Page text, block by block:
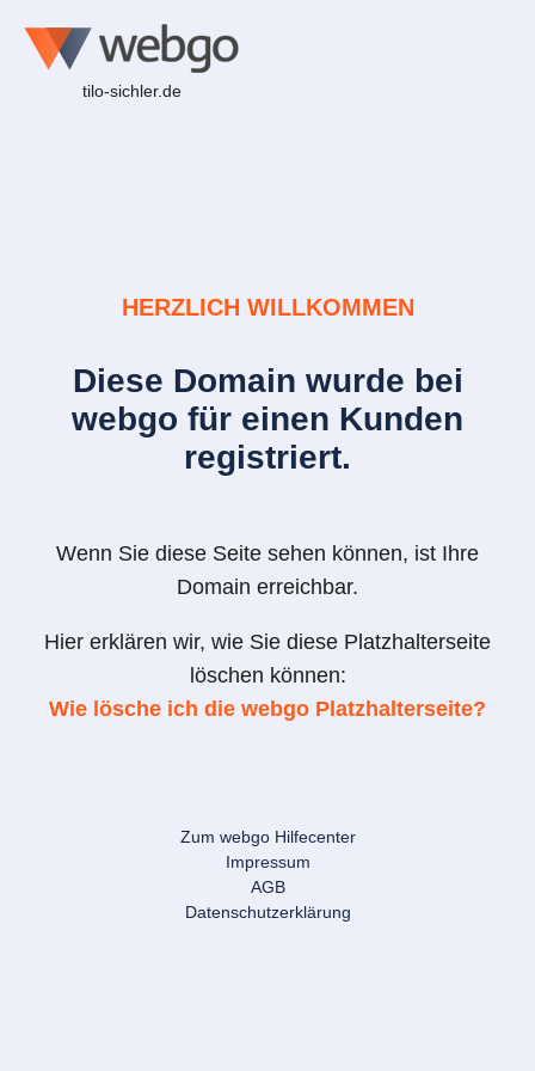
tilo-sichler.de
HERZLICH WILLKOMMEN
Diese Domain wurde bei
webgo für einen Kunden
registriert.
Wenn Sie diese Seite sehen können, ist Ihre
Domain erreichbar.
Hier erklären wir, wie Sie diese Platzhalterseite
löschen können:
Wie lösche ich die webgo Platzhalterseite?
Zum webgo Hilfecenter
Impressum
AGB
Datenschutzerklärung